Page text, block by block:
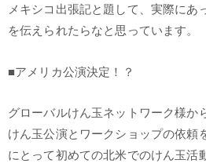
メキシコ出張記と題して、実際にあ
を伝えられたらなと思っています。
■アメリカ公演決定！？
グローバルけん玉ネットワーク様か
けん玉公演とワークショップの依頼
にとって初めての北米でのけん玉活